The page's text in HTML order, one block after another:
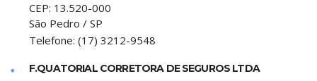
CEP: 13.520-000
São Pedro / SP
Telefone: (17) 3212-9548
F.QUATORIAL CORRETORA DE SEGUROS LTDA